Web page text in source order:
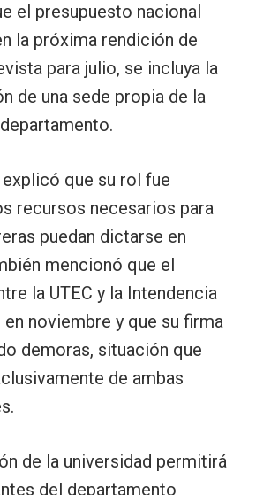
el presupuesto nacional
la próxima rendición de
para julio, se incluya la
de una sede propia de la
que su rol fue
recursos necesarios para
puedan dictarse en
mencionó que el
la UTEC y la Intendencia
noviembre y que su firma
demoras, situación que
de ambas
de la universidad permitirá
del departamento